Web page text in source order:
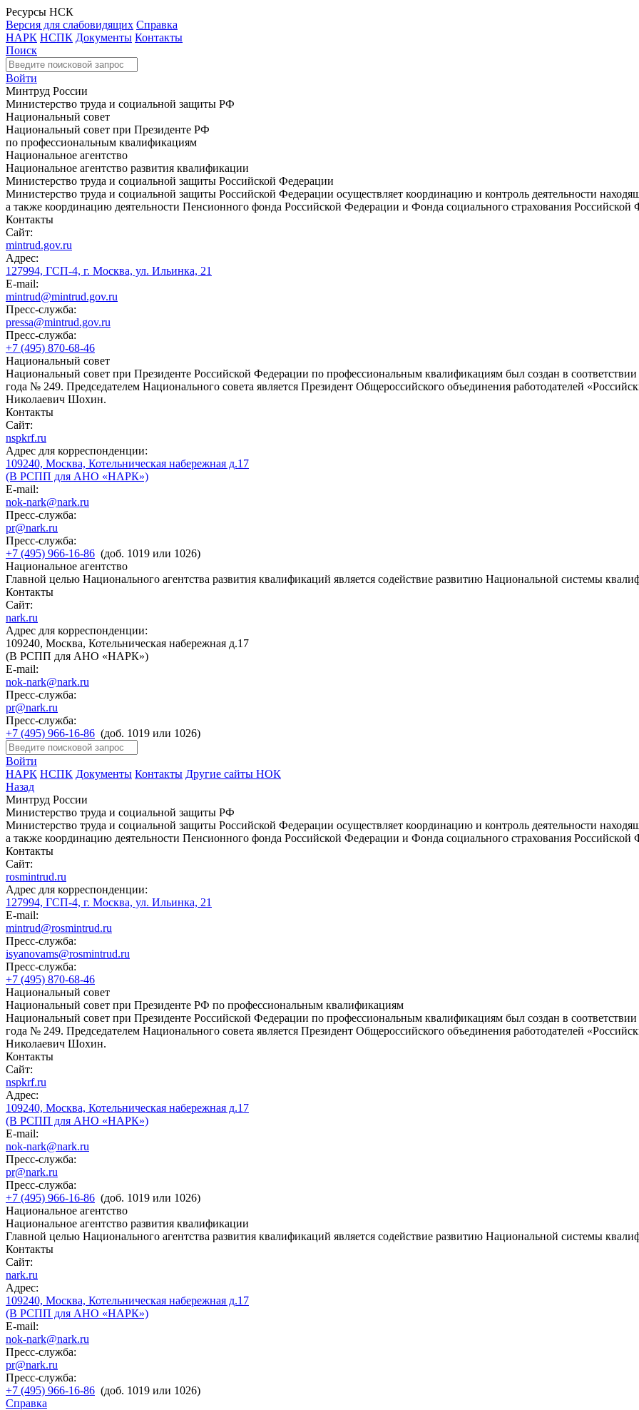
Ресурсы НСК
Версия для слабовидящих Справка
НАРК НСПК Документы Контакты
Поиск
Войти
Минтруд России
Министерство труда и социальной защиты РФ
Национальный совет
Национальный совет при Президенте РФ
по профессиональным квалификациям
Национальное агентство
Национальное агентство развития квалификации
Министерство труда и социальной защиты Российской Федерации
Министерство труда и социальной защиты Российской Федерации осуществляет координацию и контроль деятельности
а также координацию деятельности Пенсионного фонда Российской Федерации и Фонда социального страхования Российской
Контакты
Сайт:
mintrud.gov.ru
Адрес:
127994, ГСП-4, г. Москва, ул. Ильинка, 21
E-mail:
mintrud@mintrud.gov.ru
Пресс-служба:
pressa@mintrud.gov.ru
Пресс-служба:
+7 (495) 870-68-46
Национальный совет
Национальный совет при Президенте Российской Федерации по профессиональным квалификациям был создан в
года № 249. Председателем Национального совета является Президент Общероссийского объединения работодателей
Николаевич Шохин.
Контакты
Сайт:
nspkrf.ru
Адрес для корреспонденции:
109240, Москва, Котельническая набережная д.17
(В РСПП для АНО «НАРК»)
E-mail:
nok-nark@nark.ru
Пресс-служба:
pr@nark.ru
Пресс-служба:
+7 (495) 966-16-86 (доб. 1019 или 1026)
Национальное агентство
Главной целью Национального агентства развития квалификаций является содействие развитию Национальной системы
Контакты
Сайт:
nark.ru
Адрес для корреспонденции:
109240, Москва, Котельническая набережная д.17
(В РСПП для АНО «НАРК»)
E-mail:
nok-nark@nark.ru
Пресс-служба:
pr@nark.ru
Пресс-служба:
+7 (495) 966-16-86 (доб. 1019 или 1026)
Войти
НАРК НСПК Документы Контакты Другие сайты НОК
Назад
Минтруд России
Министерство труда и социальной защиты РФ
Министерство труда и социальной защиты Российской Федерации осуществляет координацию и контроль деятельности
а также координацию деятельности Пенсионного фонда Российской Федерации и Фонда социального страхования Российской
Контакты
Сайт:
rosmintrud.ru
Адрес для корреспонденции:
127994, ГСП-4, г. Москва, ул. Ильинка, 21
E-mail:
mintrud@rosmintrud.ru
Пресс-служба:
isyanovams@rosmintrud.ru
Пресс-служба:
+7 (495) 870-68-46
Национальный совет
Национальный совет при Президенте РФ по профессиональным квалификациям
Национальный совет при Президенте Российской Федерации по профессиональным квалификациям был создан в
года № 249. Председателем Национального совета является Президент Общероссийского объединения работодателей
Николаевич Шохин.
Контакты
Сайт:
nspkrf.ru
Адрес:
109240, Москва, Котельническая набережная д.17
(В РСПП для АНО «НАРК»)
E-mail:
nok-nark@nark.ru
Пресс-служба:
pr@nark.ru
Пресс-служба:
+7 (495) 966-16-86 (доб. 1019 или 1026)
Национальное агентство
Национальное агентство развития квалификации
Главной целью Национального агентства развития квалификаций является содействие развитию Национальной системы
Контакты
Сайт:
nark.ru
Адрес:
109240, Москва, Котельническая набережная д.17
(В РСПП для АНО «НАРК»)
E-mail:
nok-nark@nark.ru
Пресс-служба:
pr@nark.ru
Пресс-служба:
+7 (495) 966-16-86 (доб. 1019 или 1026)
Справка